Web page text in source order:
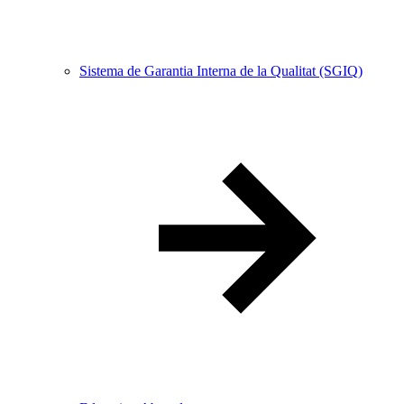
Sistema de Garantia Interna de la Qualitat (SGIQ)